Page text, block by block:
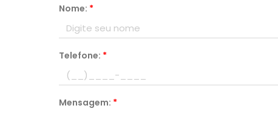
Nome: *
Telefone: *
Mensagem: *